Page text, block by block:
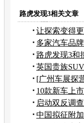
捷豹汽车价格
路虎发现3相关文章
让探索变得
代
多家汽车品
端用户
路虎发现3和
召回
英国贵族
提车
[广州车展探
相
10款新车上
划
启动双反调
价
中国拟征附